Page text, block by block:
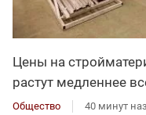
Цены на
растут медленнее
Общество 40 минут